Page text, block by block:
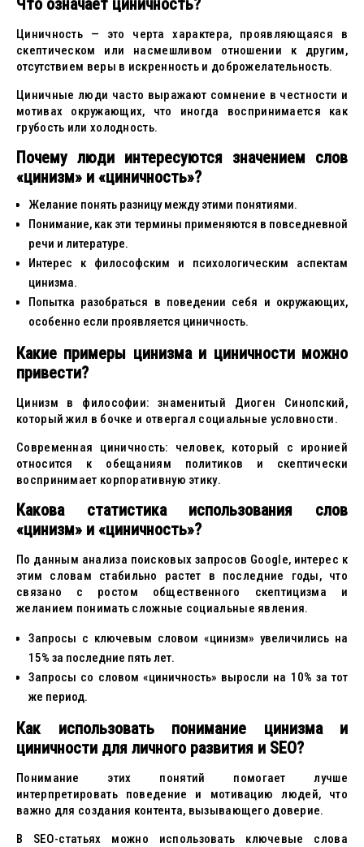
Что означает циничность?
Циничность — это черта характера, проявляющаяся в
скептическом или насмешливом отношении к другим,
отсутствием веры в искренность и доброжелательность.
Циничные люди часто выражают сомнение в честности и
мотивах окружающих, что иногда воспринимается как
грубость или холодность.
Почему люди интересуются значением слов
«цинизм» и «циничность»?
Желание понять разницу между этими понятиями.
Понимание, как эти термины применяются в повседневной
речи и литературе.
Интерес к философским и психологическим аспектам
цинизма.
Попытка разобраться в поведении себя и окружающих,
особенно если проявляется циничность.
Какие примеры цинизма и циничности можно
привести?
Цинизм в философии: знаменитый Диоген Синопский,
который жил в бочке и отвергал социальные условности.
Современная циничность: человек, который с иронией
относится к обещаниям политиков и скептически
воспринимает корпоративную этику.
Какова статистика использования слов
«цинизм» и «циничность»?
По данным анализа поисковых запросов Google, интерес к
этим словам стабильно растет в последние годы, что
связано с ростом общественного скептицизма и
желанием понимать сложные социальные явления.
Запросы с ключевым словом «цинизм» увеличились на
15% за последние пять лет.
Запросы со словом «циничность» выросли на 10% за тот
же период.
Как использовать понимание цинизма и
циничности для личного развития и SEO?
Понимание этих понятий помогает лучше
интерпретировать поведение и мотивацию людей, что
важно для создания контента, вызывающего доверие.
В SEO-статьях можно использовать ключевые слова